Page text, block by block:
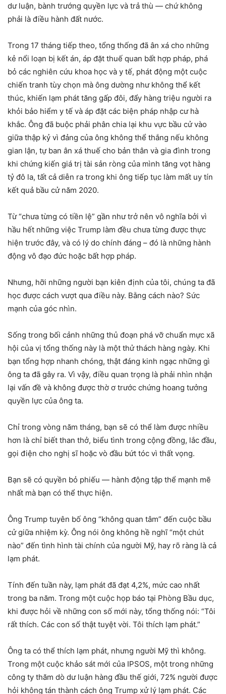
dư luận, bành trướng quyền lực và trả thù — chứ không
phải là điều hành đất nước.
Trong 17 tháng tiếp theo, tổng thống đã ân xá cho những
kẻ nổi loạn bị kết án, áp đặt thuế quan bất hợp pháp, phá
bỏ các nghiên cứu khoa học và y tế, phát động một cuộc
chiến tranh tùy chọn mà ông dường như không thể kết
thúc, khiến lạm phát tăng gấp đôi, đẩy hàng triệu người ra
khỏi bảo hiểm y tế và áp đặt các biện pháp nhập cư hà
khắc. Ông đã buộc phải phân chia lại khu vực bầu cử vào
giữa thập kỷ vì đảng của ông không thể thắng nếu không
gian lận, tự ban ân xá thuế cho bản thân và gia đình trong
khi chứng kiến ​​giá trị tài sản ròng của mình tăng vọt hàng
tỷ đô la, tất cả diễn ra trong khi ông tiếp tục làm mất uy tín
kết quả bầu cử năm 2020.
Từ “chưa từng có tiền lệ” gần như trở nên vô nghĩa bởi vì
hầu hết những việc Trump làm đều chưa từng được thực
hiện trước đây, và có lý do chính đáng – đó là những hành
động vô đạo đức hoặc bất hợp pháp.
Nhưng, hỡi những người bạn kiên định của tôi, chúng ta đã
học được cách vượt qua điều này. Bằng cách nào? Sức
mạnh của góc nhìn.
Sống trong bối cảnh những thủ đoạn phá vỡ chuẩn mực xã
hội của vị tổng thống này là một thử thách hàng ngày. Khi
bạn tổng hợp nhanh chóng, thật đáng kinh ngạc những gì
ông ta đã gây ra. Vì vậy, điều quan trọng là phải nhìn nhận
lại vấn đề và không được thờ ơ trước chứng hoang tưởng
quyền lực của ông ta.
Chỉ trong vòng năm tháng, bạn sẽ có thể làm được nhiều
hơn là chỉ biết than thở, biểu tình trong cộng đồng, lắc đầu,
gọi điện cho nghị sĩ hoặc vò đầu bứt tóc vì thất vọng.
Bạn sẽ có quyền bỏ phiếu — hành động tập thể mạnh mẽ
nhất mà bạn có thể thực hiện.
Ông Trump tuyên bố ông “không quan tâm” đến cuộc bầu
cử giữa nhiệm kỳ. Ông nói ông không hề nghĩ “một chút
nào” đến tình hình tài chính của người Mỹ, hay rõ ràng là cả
lạm phát.
Tính đến tuần này, lạm phát đã đạt 4,2%, mức cao nhất
trong ba năm. Trong một cuộc họp báo tại Phòng Bầu dục,
khi được hỏi về những con số mới này, tổng thống nói: “Tôi
rất thích. Các con số thật tuyệt vời. Tôi thích lạm phát.”
Ông ta có thể thích lạm phát, nhưng người Mỹ thì không.
Trong một cuộc khảo sát mới của IPSOS, một trong những
công ty thăm dò dư luận hàng đầu thế giới, 72% người được
hỏi không tán thành cách ông Trump xử lý lạm phát. Các